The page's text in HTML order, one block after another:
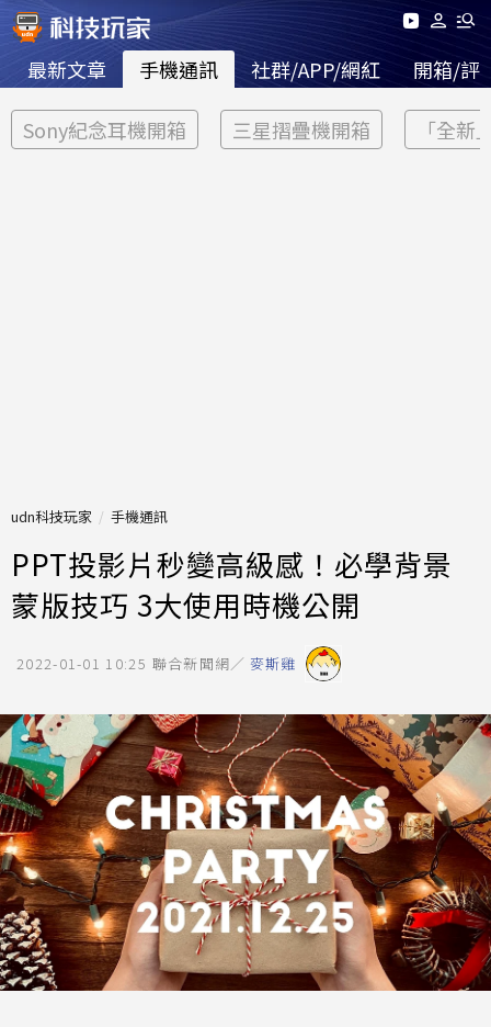
最新文章 手機通訊 社群/APP/網紅 開箱/評
Sony紀念耳機開箱 三星摺疊機開箱 「全新
udn科技玩家 手機通訊
PPT投影片秒變高級感！必學背景
蒙版技巧 3大使用時機公開
2022-01-01 10:25 聯合新聞網／ 麥斯雞